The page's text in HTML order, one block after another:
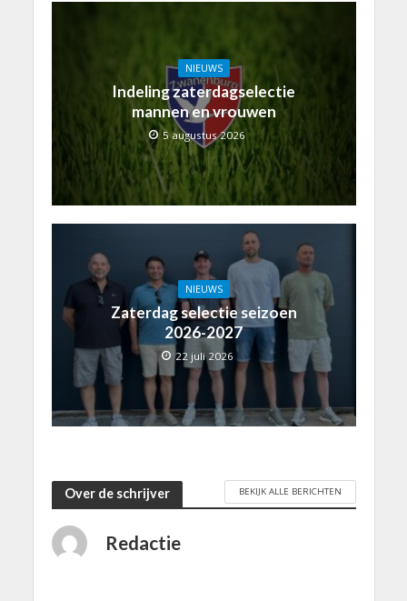
NIEUWS
Indeling zaterdagselectie
mannen en vrouwen
5 augustus 2026
NIEUWS
Zaterdag selectie seizoen
2026-2027
22 juli 2026
Over de schrijver BEKIJK ALLE BERICHTEN
Redactie